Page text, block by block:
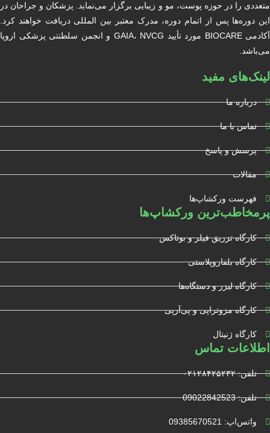
متعددی را در حوزه پوست، مو و زیبایی برگزار می‌نماید. پزشکان و جراحان در
این دوره‌ها پس از اتمام دوره، مدرک معتبر بین المللی دریافت خواهند کرد.
آکادمی BIOCARE مورد تأیید GAIA، NVCG و انجمن سلطنتی پزشکی اروپا
می‌باشد.
لینک‌های مفید
درباره ما
تماس با ما
پرسش و پاسخ
مقالات
فهرست ورکشاپ‌ها
پرمخاطب‌ترین ورکشاپ‌ها
کارگاه تزریق فیلر و بوتاکس
کارگاه بلفاروپلاستی
کارگاه لیزر و دستگاه‌ها
کارگاه مزوتراپی و پی‌آرپی
کارگاه ژنیتال
اطلاعات تماس
تلفن: ۰۲۱۲۸۴۲۵۲۳۲
تلفن: 09022842523
واتس‌‌اپ: 09385670521